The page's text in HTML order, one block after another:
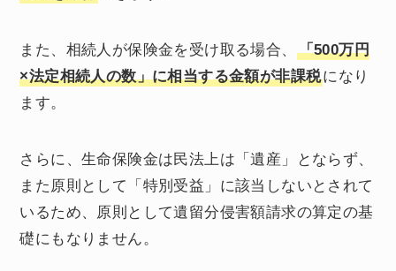
また、相続人が保険金を受け取る場合、
「500万円
×法定相続人の数」に相当する金額が非課税になり
ます。
さらに、生命保険金は民法上は「遺産」とならず、
また原則として「特別受益」に該当しないとされて
いるため、原則として遺留分侵害額請求の算定の基
礎にもなりません。